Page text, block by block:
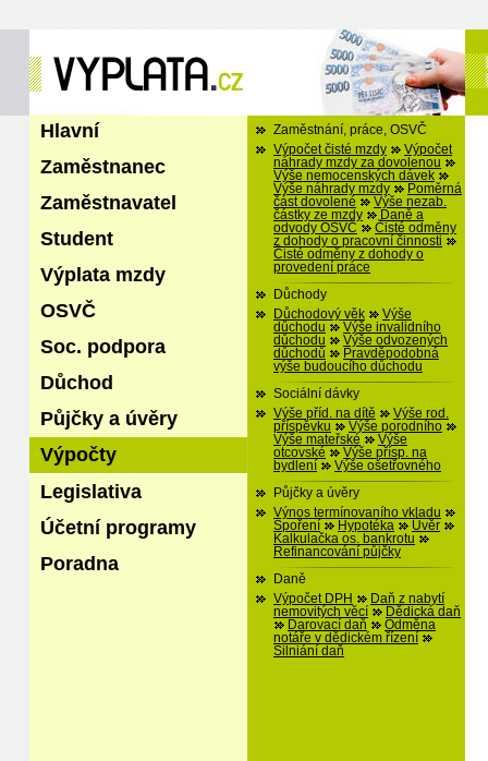
Hlavní
Zaměstnanec
Zaměstnavatel
Student
Výplata mzdy
OSVČ
Soc. podpora
Důchod
Půjčky a úvěry
Výpočty
Legislativa
Účetní programy
Poradna
Zaměstnání, práce, OSVČ
Výpočet čisté mzdy
Výpočet
náhrady mzdy za dovolenou
Výše nemocenských dávek
Výše náhrady mzdy
Poměrná
část dovolené
Výše nezab.
částky ze mzdy
Daně a
odvody OSVČ
Čisté odměny
z dohody o pracovní činnosti
Čisté odměny z dohody o
provedení práce
Důchody
Důchodový věk
Výše
důchodu
Výše invalidního
důchodu
Výše odvozených
důchodů
Pravděpodobná
výše budoucího důchodu
Sociální dávky
Výše příd. na dítě
Výše rod.
příspěvku
Výše porodního
Výše mateřské
Výše
otcovské
Výše přísp. na
bydlení
Výše ošetřovného
Půjčky a úvěry
Výnos termínovaního vkladu
Spoření
Hypotéka
Úvěr
Kalkulačka os. bankrotu
Refinancování půjčky
Daně
Výpočet DPH
Daň z nabytí
nemovitých věcí
Dědická daň
Darovací daň
Odměna
notáře v dědickém řízení
Silniání daň